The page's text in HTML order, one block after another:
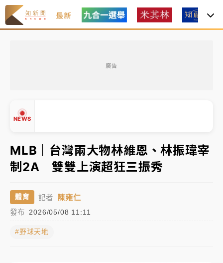
最新
廣告
NEWS
有片｜
連根拔起
中颱白海豚風雨來了！中部以北防豪雨 今晚、明天影
響最劇烈
白海豚逼近！北市水門只出不進 未移置車輛最高罰
油價持續凍漲！ 中油宣布下周一汽柴油價格維持不變
MLB｜台灣兩大物林維恩、林振瑋宰
制2A 雙雙上演超狂三振秀
體育 記者 陳雍仁
發布 2026/05/08 11:11
#野球天地